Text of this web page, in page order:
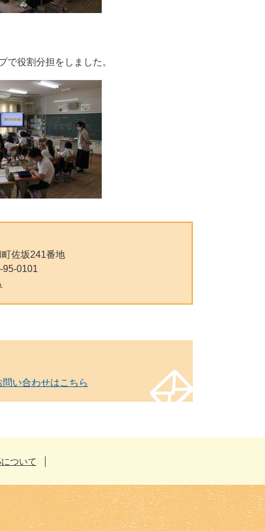
役割分担をしました。
佐坂241番地
95-0101
い合わせはこちら
ついて